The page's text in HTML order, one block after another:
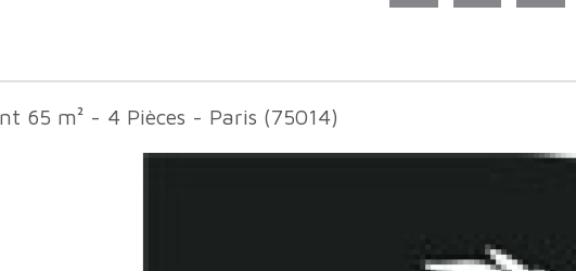
65 m² - 4 Pièces - Paris (75014)